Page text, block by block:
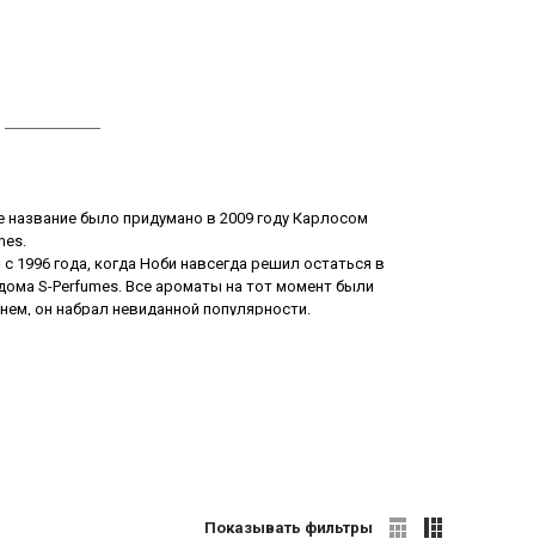
было придумано в 2009 году Карлосом
года, когда Ноби навсегда решил остаться в
S-Perfumes. Все ароматы на тот момент были
он набрал невиданной популярности.
например, как Оливьер Полж. Без сомнений,
Показывать фильтры